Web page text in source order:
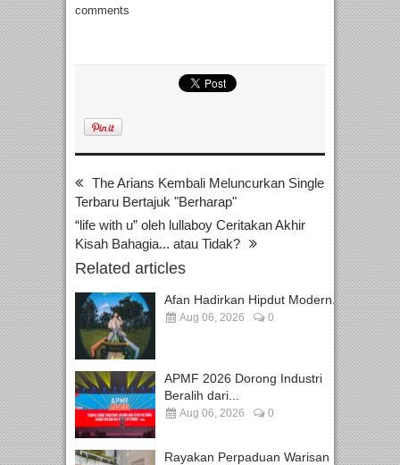
comments
The Arians Kembali Meluncurkan Single
Terbaru Bertajuk "Berharap"
“life with u” oleh lullaboy Ceritakan Akhir
Kisah Bahagia... atau Tidak?
Related articles
Afan Hadirkan Hipdut Modern...
Aug 06, 2026 0
APMF 2026 Dorong Industri
Beralih dari...
Aug 06, 2026 0
Rayakan Perpaduan Warisan